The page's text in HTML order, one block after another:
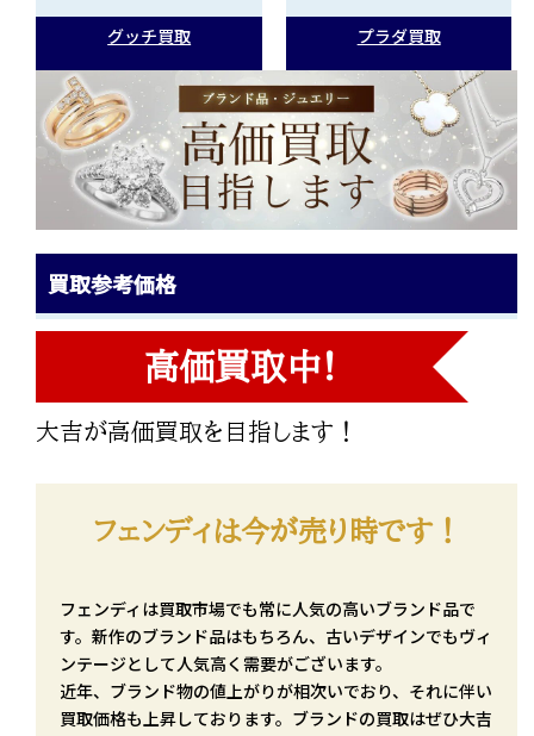
グッチ買取 プラダ買取
買取参考価格
高価買取中!
大吉が高価買取を目指します！
フェンディは今が売り時です！
フェンディは買取市場でも常に人気の高いブランド品で
す。新作のブランド品はもちろん、古いデザインでもヴィ
ンテージとして人気高く需要がございます。
近年、ブランド物の値上がりが相次いでおり、それに伴い
買取価格も上昇しております。ブランドの買取はぜひ大吉